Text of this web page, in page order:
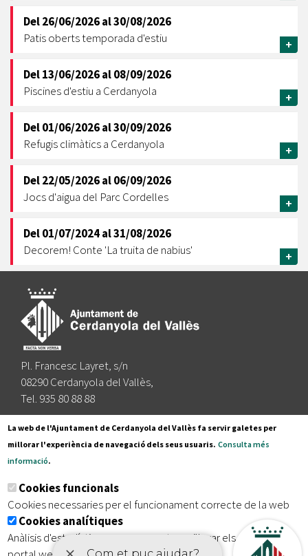
Del26/06/2026al30/08/2026
Patis oberts temporada d'estiu
+
Del13/06/2026al08/09/2026
Piscines d'estiu a Cerdanyola
+
Del01/06/2026al30/09/2026
Refugis climàtics a Cerdanyola
+
Del22/05/2026al06/09/2026
Jocs d'aigua del Parc Cordelles
+
Del01/07/2024al31/08/2026
Decorem! Conte 'La truita de nabius'
+
Pl. Francesc Layret, s/n
08290 Cerdanyola del Vallès,
Tel. 935 80 88 88
Segueix-nos a:
Subscriu-te al nostre butlletí
Inici | Avís legal | Protecció de dades Mapa del lloc
| Accessibilitat
La web de l'Ajuntament de Cerdanyola del Vallès fa servir galetes per
millorar l'experiència de navegació dels seus usuaris. Consulta més
informació.
Cookies funcionals
Cookies necessaries per el funcionament correcte de la web
Cookies analítiques
Anàlisis d'estadístiques que permeten millorar els serveis del